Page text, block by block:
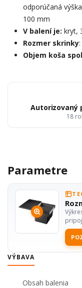
odporúčaná
100 mm
V balení je: kryt,
Rozmer skrinky
Objem koša
Autorizovaný
18
Parametre
VÝBAVA
Obsah balenia